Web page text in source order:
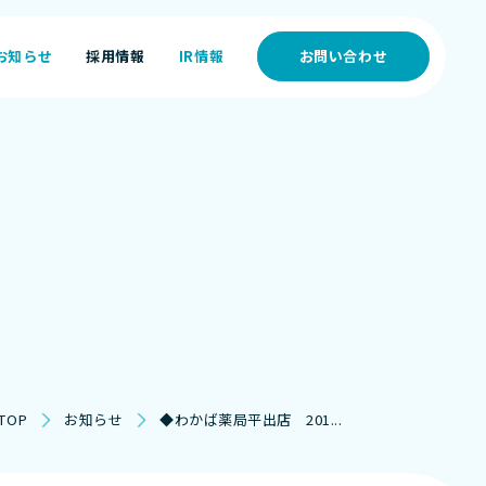
知らせ
採用情報
IR情報
お問い合わせ
お知らせ ◆わかば薬局平出店 201...